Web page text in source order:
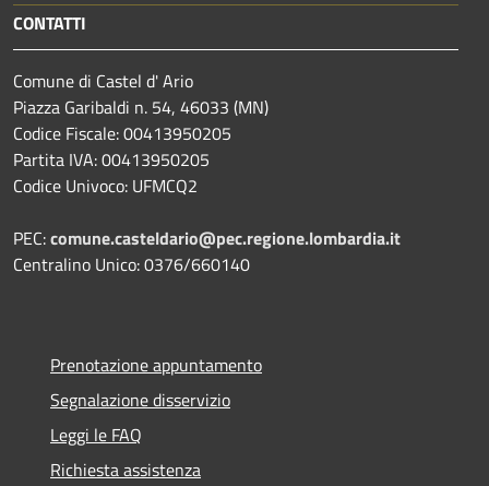
CONTATTI
Comune di Castel d' Ario
Piazza Garibaldi n. 54, 46033 (MN)
Codice Fiscale: 00413950205
Partita IVA: 00413950205
Codice Univoco: UFMCQ2
PEC:comune.casteldario@pec.regione.lombardia.it
Centralino Unico: 0376/660140
Prenotazione appuntamento
Segnalazione disservizio
Leggi le FAQ
Richiesta assistenza